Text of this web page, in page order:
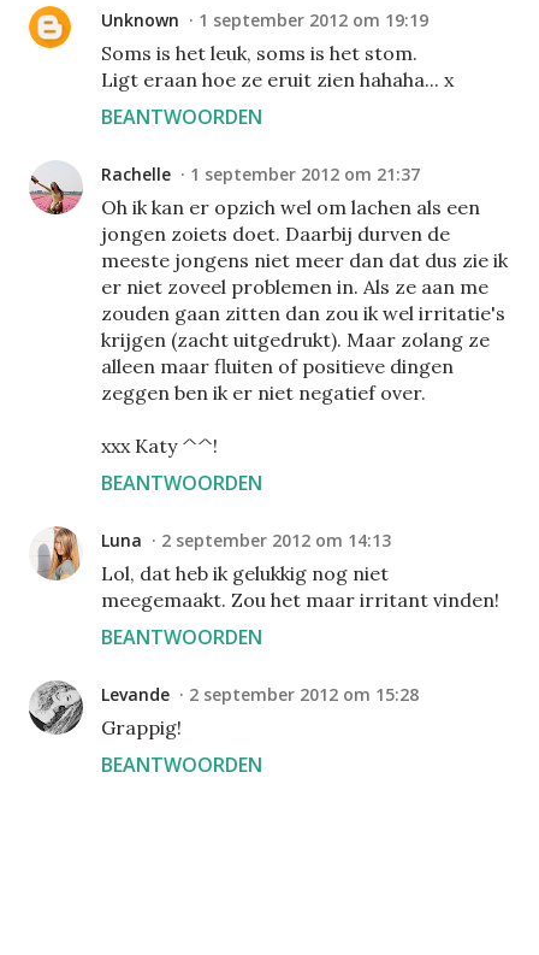
Unknown 1 september 2012 om 19:19
Soms is het leuk, soms is het stom.
Ligt eraan hoe ze eruit zien hahaha... x
BEANTWOORDEN
Rachelle 1 september 2012 om 21:37
Oh ik kan er opzich wel om lachen als een
jongen zoiets doet. Daarbij durven de
meeste jongens niet meer dan dat dus zie ik
er niet zoveel problemen in. Als ze aan me
zouden gaan zitten dan zou ik wel irritatie's
krijgen (zacht uitgedrukt). Maar zolang ze
alleen maar fluiten of positieve dingen
zeggen ben ik er niet negatief over.
xxx Katy ^^!
BEANTWOORDEN
Luna 2 september 2012 om 14:13
Lol, dat heb ik gelukkig nog niet
meegemaakt. Zou het maar irritant vinden!
BEANTWOORDEN
Levande 2 september 2012 om 15:28
Grappig!
BEANTWOORDEN